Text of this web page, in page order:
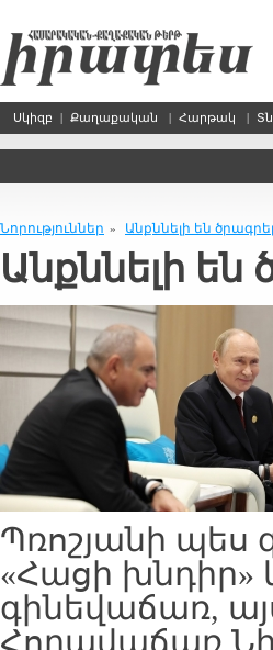
Սկիզբ | Քաղաքական | Հարթակ |
Նորություններ » Անքննելի են
Անքննելի են
Պռոշյանի պես
«Հացի խնդիր»
գինեվաճառ,
Հողավաճառ